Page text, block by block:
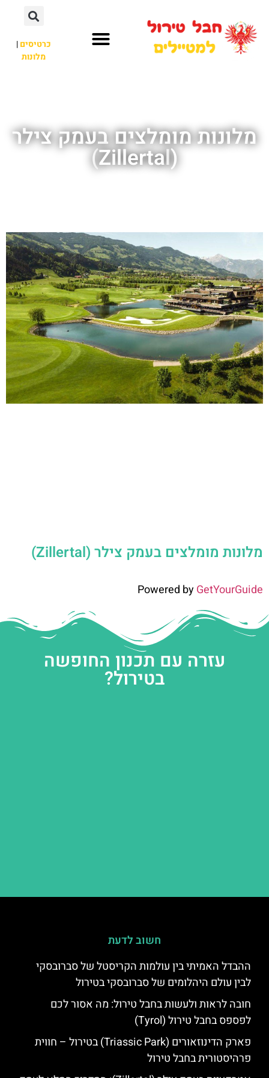
כרטיסים|
מלונות
מלונות מומלצים בעמק צילר
(Zillertal)
מלונות מומלצים בעמק צילר (Zillertal)
Powered byGetYourGuide
עזרה עם תכנון החופשה
בטירול?
חשוב לדעת
ההבדל האמיתי בין עולמות הקריסטל של סברובסקי
לבין עולם היהלומים של סברובסקי בטירול
חובה לראות ולעשות בחבל טירול: מה אסור לכם
לפספס בחבל טירול (Tyrol)
פארק הדינוזאורים (Triassic Park) בטירול – חווית
פרהיסטורית בחבל טירול